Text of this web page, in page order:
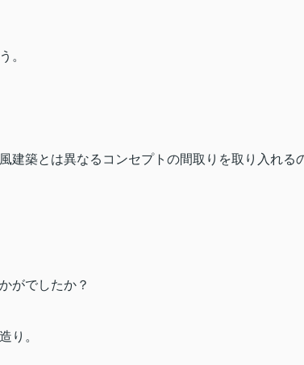
。
建築とは異なるコンセプトの間取りを取り入れる
がでしたか？
り。